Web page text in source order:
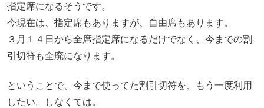
指定席になるそうです。
今現在は、指定席もありますが、自由席もあります。
３月１４日から全席指定席になるだけでなく、今までの割
引切符も全廃になります。
ということで、今まで使ってた割引切符を、もう一度利用
したい。しなくては。